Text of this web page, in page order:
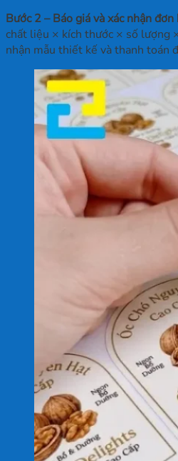
Bước 2 – Báo giá và xác nhận đơn
chất liệu × kích thước × số lượng
nhận mẫu thiết kế và thanh toán